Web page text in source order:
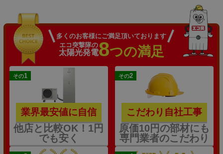
多くのお客様にご満足頂いております
エコ突撃隊の
太陽光発電8つの満足
その1
業界最安値に自信
他店と比較OK！1円
でも安く
その2
こだわり自社工事
原価10円の部材にも
専門業者のこだわり